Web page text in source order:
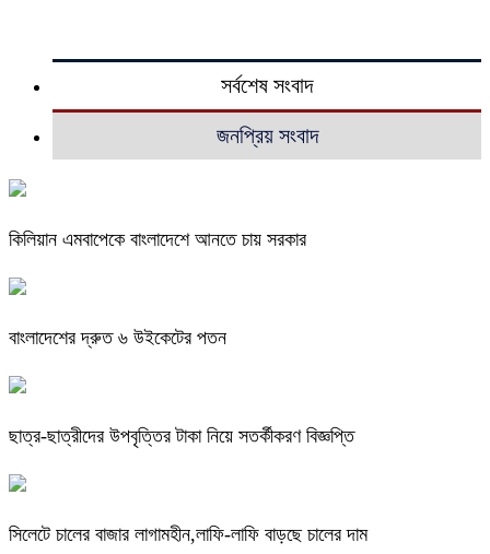
সর্বশেষ সংবাদ
জনপ্রিয় সংবাদ
কিলিয়ান এমবাপেকে বাংলাদেশে আনতে চায় সরকার
বাংলাদেশের দ্রুত ৬ উইকেটের পতন
ছাত্র-ছাত্রীদের উপবৃত্তির টাকা নিয়ে সতর্কীকরণ বিজ্ঞপ্তি
সিলেটে চালের বাজার লাগামহীন,লাফি-লাফি বাড়ছে চালের দাম